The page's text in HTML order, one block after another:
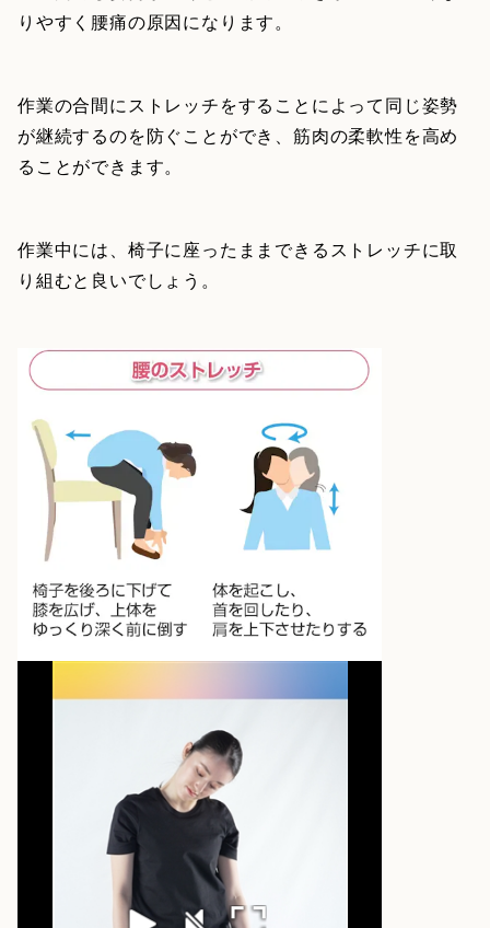
りやすく腰痛の原因になります。
作業の合間にストレッチをすることによって同じ姿勢
が継続するのを防ぐことができ、筋肉の柔軟性を高め
ることができます。
作業中には、椅子に座ったままできるストレッチに取
り組むと良いでしょう。